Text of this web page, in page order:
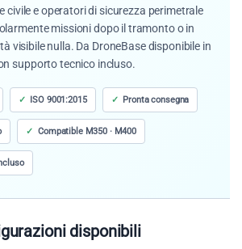
civile e operatori di sicurezza perimetrale
missioni dopo il tramonto o in
visibile nulla. Da DroneBase disponibile in
supporto tecnico incluso.
ISO 9001:2015 Pronta consegna
Compatible M350 · M400
disponibili